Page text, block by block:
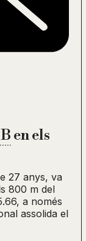
en els
27 anys, va
800 m del
a només
assolida el